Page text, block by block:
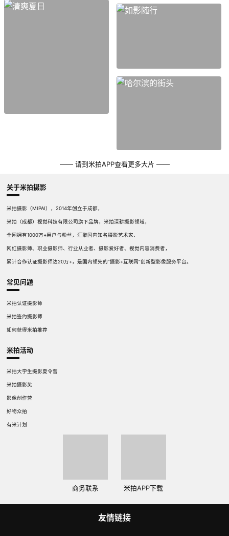
—— 请到米拍APP查看更多大片 ——
关于米拍摄影
米拍摄影（MIPAI），2014年创立于成都，
米拍（成都）视觉科技有限公司旗下品牌，米拍深耕摄影领域，
全网拥有1000万+用户与粉丝，汇聚国内知名摄影艺术家、
网红摄影师、职业摄影师、行业从业者、摄影爱好者、视觉内容消费者，
累计合作认证摄影师达20万+，是国内领先的“摄影+互联网”创新型影像服务平台。
常见问题
米拍认证摄影师
米拍签约摄影师
如何获得米拍推荐
米拍活动
米拍大学生摄影夏令营
米拍摄影奖
影像创作营
好物众拍
有米计划
商务联系 米拍APP下载
友情链接